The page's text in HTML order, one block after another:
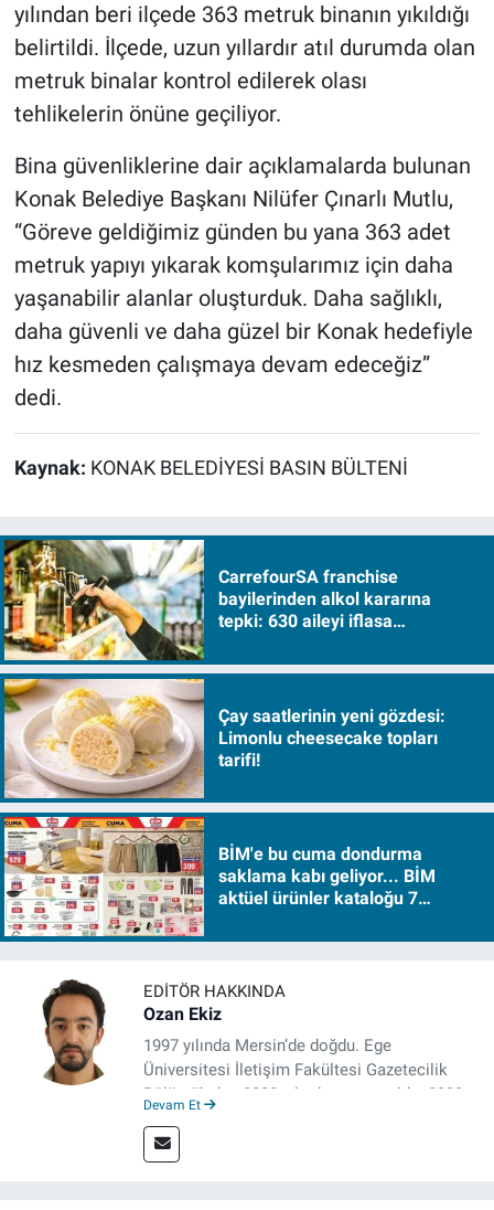
yılından beri ilçede 363 metruk binanın yıkıldığı
belirtildi. İlçede, uzun yıllardır atıl durumda olan
metruk binalar kontrol edilerek olası
tehlikelerin önüne geçiliyor.
Bina güvenliklerine dair açıklamalarda bulunan
Konak Belediye Başkanı Nilüfer Çınarlı Mutlu,
“Göreve geldiğimiz günden bu yana 363 adet
metruk yapıyı yıkarak komşularımız için daha
yaşanabilir alanlar oluşturduk. Daha sağlıklı,
daha güvenli ve daha güzel bir Konak hedefiyle
hız kesmeden çalışmaya devam edeceğiz”
dedi.
Kaynak: KONAK BELEDİYESİ BASIN BÜLTENİ
CarrefourSA franchise
bayilerinden alkol kararına
tepki: 630 aileyi iflasa
Çay saatlerinin yeni gözdesi:
Limonlu cheesecake topları
tarifi!
BİM'e bu cuma dondurma
saklama kabı geliyor... BİM
aktüel ürünler kataloğu 7
EDITÖR HAKKINDA
Ozan Ekiz
1997 yılında Mersin’de doğdu. Ege
Üniversitesi İletişim Fakültesi Gazetecilik
Bölümü’nden 2020 yılında mezun oldu. 2020
editörü, muhabir, rejisör olarak çalıştı.
Meslek hayatına İzmir’de başlayan gazeteci,
Devam Et